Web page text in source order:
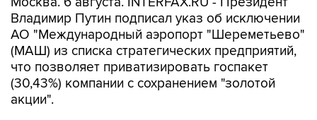
Владимир Путин подписал указ об исключении
АО "Международный аэропорт "Шереметьево"
(МАШ) из списка стратегических предприятий,
что позволяет приватизировать госпакет
(30,43%) компании с сохранением "золотой
акции".